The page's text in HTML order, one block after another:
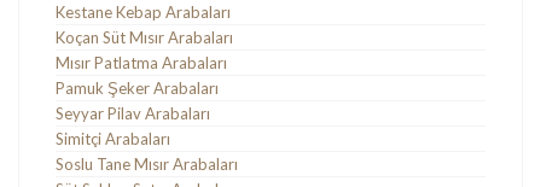
Kestane Kebap Arabaları
Koçan Süt Mısır Arabaları
Mısır Patlatma Arabaları
Pamuk Şeker Arabaları
Seyyar Pilav Arabaları
Simitçi Arabaları
Soslu Tane Mısır Arabaları